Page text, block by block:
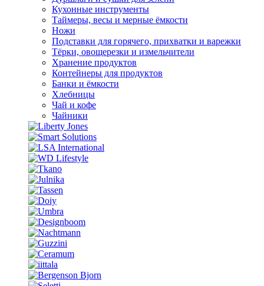
Кухонные инструменты
Таймеры, весы и мерные ёмкости
Ножи
Подставки для горячего, прихватки и варежки
Тёрки, овощерезки и измельчители
Хранение продуктов
Контейнеры для продуктов
Банки и ёмкости
Хлебницы
Чай и кофе
Чайники